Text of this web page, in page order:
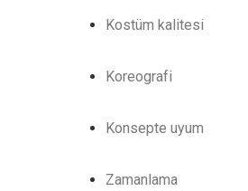
Kostüm kalitesi
Koreografi
Konsepte uyum
Zamanlama